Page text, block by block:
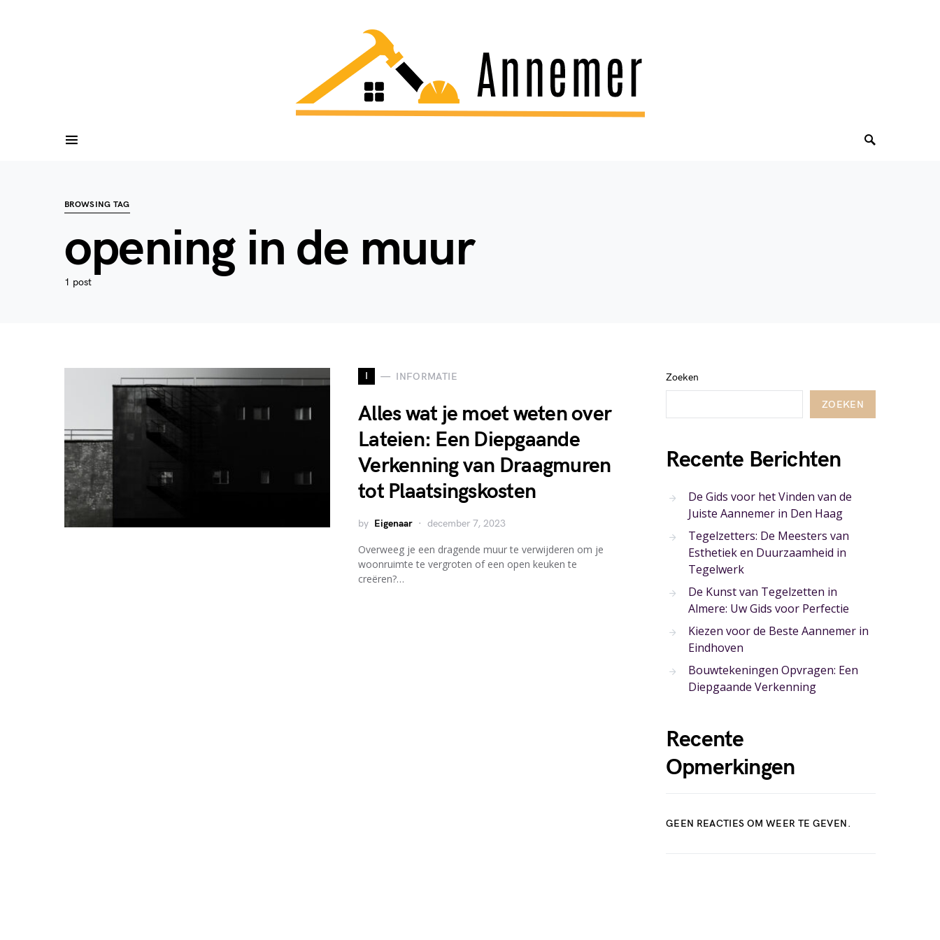
BROWSING TAG
opening in de muur
1 post
I INFORMATIE
Alles wat je moet weten over
Lateien: Een Diepgaande
Verkenning van Draagmuren
tot Plaatsingskosten
by Eigenaar december 7, 2023
Overweeg je een dragende muur te verwijderen om je
woonruimte te vergroten of een open keuken te
creëren?…
Zoeken
ZOEKEN
Recente Berichten
De Gids voor het Vinden van de
Juiste Aannemer in Den Haag
Tegelzetters: De Meesters van
Esthetiek en Duurzaamheid in
Tegelwerk
De Kunst van Tegelzetten in
Almere: Uw Gids voor Perfectie
Kiezen voor de Beste Aannemer in
Eindhoven
Bouwtekeningen Opvragen: Een
Diepgaande Verkenning
Recente
Opmerkingen
GEEN REACTIES OM WEER TE GEVEN.